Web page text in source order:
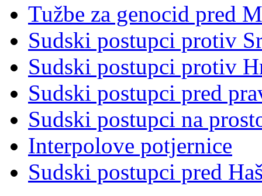
Tužbe za genocid pred
Sudski postupci protiv
Sudski postupci protiv
Sudski postupci pred
Sudski postupci na
Interpolove potjernice
Sudski postupci pred